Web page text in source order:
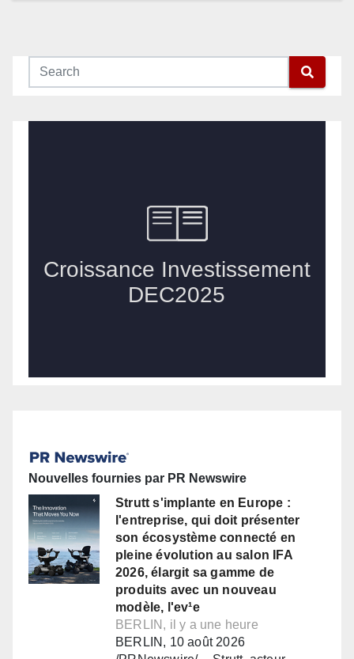
Nouvelles fournies par PR Newswire
Strutt s'implante en Europe :
l'entreprise, qui doit présenter
son écosystème connecté en
pleine évolution au salon IFA
2026, élargit sa gamme de
produits avec un nouveau
modèle, l'ev¹e
BERLIN, il y a une heure
BERLIN, 10 août 2026